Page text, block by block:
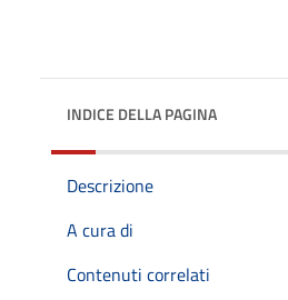
INDICE DELLA PAGINA
Descrizione
A cura di
Contenuti correlati